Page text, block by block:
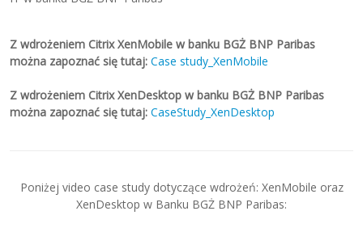
Z wdrożeniem Citrix XenMobile w banku BGŻ BNP Paribas
można zapoznać się tutaj: Case study_XenMobile
Z wdrożeniem Citrix XenDesktop w banku BGŻ BNP Paribas
można zapoznać się tutaj: CaseStudy_XenDesktop
Poniżej video case study dotyczące wdrożeń: XenMobile oraz
XenDesktop w Banku BGŻ BNP Paribas: